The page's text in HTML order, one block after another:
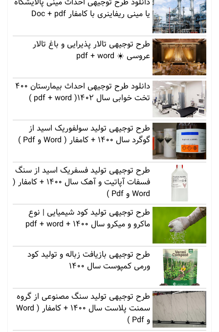
یا مینی ریفاینری با کامفار Doc + pdf
طرح توجیهی تالار پذیرایی و باغ تالار
عروسی ☀️ pdf + word
دانلود طرح توجیهی احداث بیمارستان 400
تخت خوابی سال 1402( pdf + word )
طرح توجیهی تولید سولفوریک اسید از
گوگرد سال 1400 + کامفار ( Word و Pdf )
طرح توجیهی تولید فسفریک اسید از سنگ
فسفات آپاتیت و آهک سال 1400 + کامفار (
Word و Pdf )
طرح توجیهی تولید کود شیمیایی | نوع
ماکرو و میکرو سال 1400 + pdf + word
طرح توجیهی بازیافت زباله و تولید کود
ورمی کمپوست سال 1400
طرح توجیهی تولید سنگ مصنوعی از گروه
سمنت پلاست سال 1400 + کامفار ( Word
و Pdf )